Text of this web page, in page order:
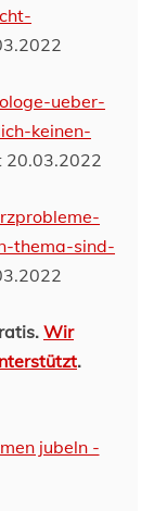
ueber-
keinen-
20.03.2022
thema-sind-
Wir
.